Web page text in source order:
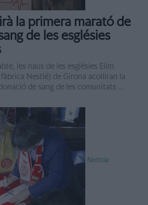
la primera marató de
de les esglésies
les naus de les esglésies Elim
Nestlé) de Girona acolliran la
de sang de les comunitats ...
Notícia